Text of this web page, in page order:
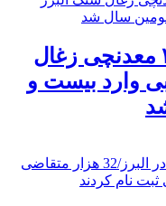
کشته شدن ۲۰ معدنچی زغال
وارد بیست و